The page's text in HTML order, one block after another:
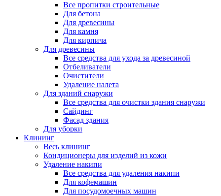
Все пропитки строительные
Для бетона
Для древесины
Для камня
Для кирпича
Для древесины
Все средства для ухода за древесиной
Отбеливатели
Очистители
Удаление налета
Для зданий снаружи
Все средства для очистки здания снаружи
Сайдинг
Фасад здания
Для уборки
Клининг
Весь клининг
Кондиционеры для изделий из кожи
Удаление накипи
Все средства для удаления накипи
Для кофемашин
Для посудомоечных машин